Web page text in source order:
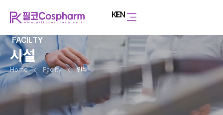
KO
EN
FACILTY
시설
Home Facilty 인쇄